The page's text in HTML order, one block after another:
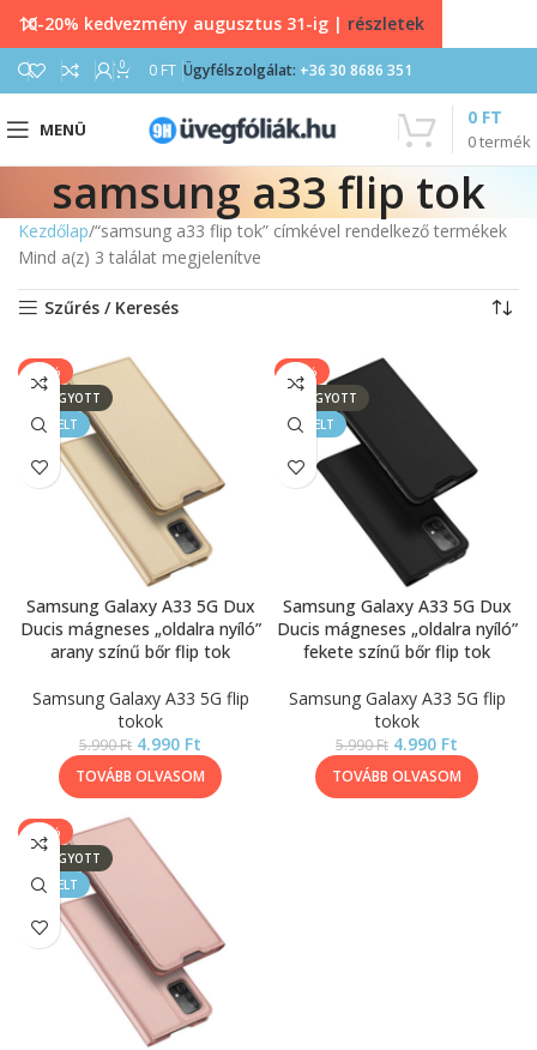
0 0 FT Ügyfélszolgálat: +36 30 8686 351
MENÜ
0termék
0 FT
samsung a33 flip tok
Kezdőlap “samsung a33 flip tok” címkével rendelkező termékek
Mind a(z) 3 találat megjelenítve
Szűrés / Keresés
-17%
ELFOGYOTT
KIEMELT
Samsung Galaxy A33 5G Dux
Ducis mágneses „oldalra nyíló”
arany színű bőr flip tok
Samsung Galaxy A33 5G flip
tokok
5.990Ft 4.990 Ft
TOVÁBB OLVASOM
-17%
ELFOGYOTT
KIEMELT
Samsung Galaxy A33 5G Dux
Ducis mágneses „oldalra nyíló”
fekete színű bőr flip tok
Samsung Galaxy A33 5G flip
tokok
5.990Ft 4.990 Ft
TOVÁBB OLVASOM
-17%
ELFOGYOTT
KIEMELT
10-20% kedvezmény augusztus 31-ig | részletek